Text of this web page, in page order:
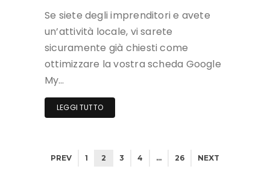
Se siete degli imprenditori e avete
un’attività locale, vi sarete
sicuramente già chiesti come
ottimizzare la vostra scheda Google
My…
LEGGI TUTTO
PREV 1 2 3 4 … 26 NEXT